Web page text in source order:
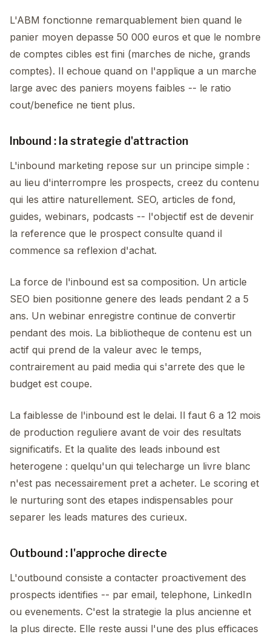
L'ABM fonctionne remarquablement bien quand le
panier moyen depasse 50 000 euros et que le nombre
de comptes cibles est fini (marches de niche, grands
comptes). Il echoue quand on l'applique a un marche
large avec des paniers moyens faibles -- le ratio
cout/benefice ne tient plus.
Inbound : la strategie d'attraction
L'inbound marketing repose sur un principe simple :
au lieu d'interrompre les prospects, creez du contenu
qui les attire naturellement. SEO, articles de fond,
guides, webinars, podcasts -- l'objectif est de devenir
la reference que le prospect consulte quand il
commence sa reflexion d'achat.
La force de l'inbound est sa composition. Un article
SEO bien positionne genere des leads pendant 2 a 5
ans. Un webinar enregistre continue de convertir
pendant des mois. La bibliotheque de contenu est un
actif qui prend de la valeur avec le temps,
contrairement au paid media qui s'arrete des que le
budget est coupe.
La faiblesse de l'inbound est le delai. Il faut 6 a 12 mois
de production reguliere avant de voir des resultats
significatifs. Et la qualite des leads inbound est
heterogene : quelqu'un qui telecharge un livre blanc
n'est pas necessairement pret a acheter. Le scoring et
le nurturing sont des etapes indispensables pour
separer les leads matures des curieux.
Outbound : l'approche directe
L'outbound consiste a contacter proactivement des
prospects identifies -- par email, telephone, LinkedIn
ou evenements. C'est la strategie la plus ancienne et
la plus directe. Elle reste aussi l'une des plus efficaces